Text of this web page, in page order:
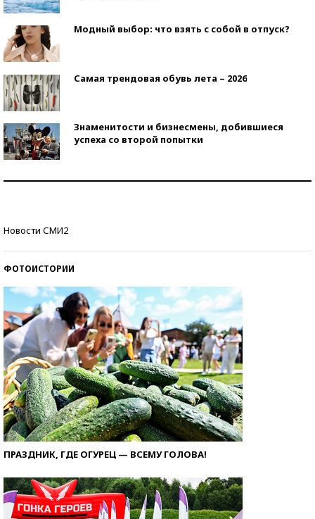
Модный выбор: что взять с собой в отпуск?
Самая трендовая обувь лета – 2026
Знаменитости и бизнесмены, добившиеся
успеха со второй попытки
Новости СМИ2
ФОТОИСТОРИИ
ПРАЗДНИК, ГДЕ ОГУРЕЦ — ВСЕМУ ГОЛОВА!